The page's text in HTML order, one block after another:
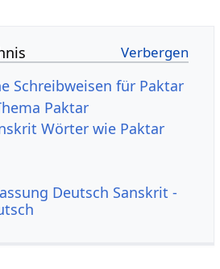
Schreibweisen für Paktar
Paktar
Wörter wie Paktar
Deutsch Sanskrit -